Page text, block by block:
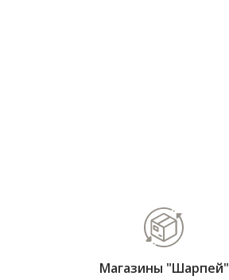
Магазины "Шарпей"